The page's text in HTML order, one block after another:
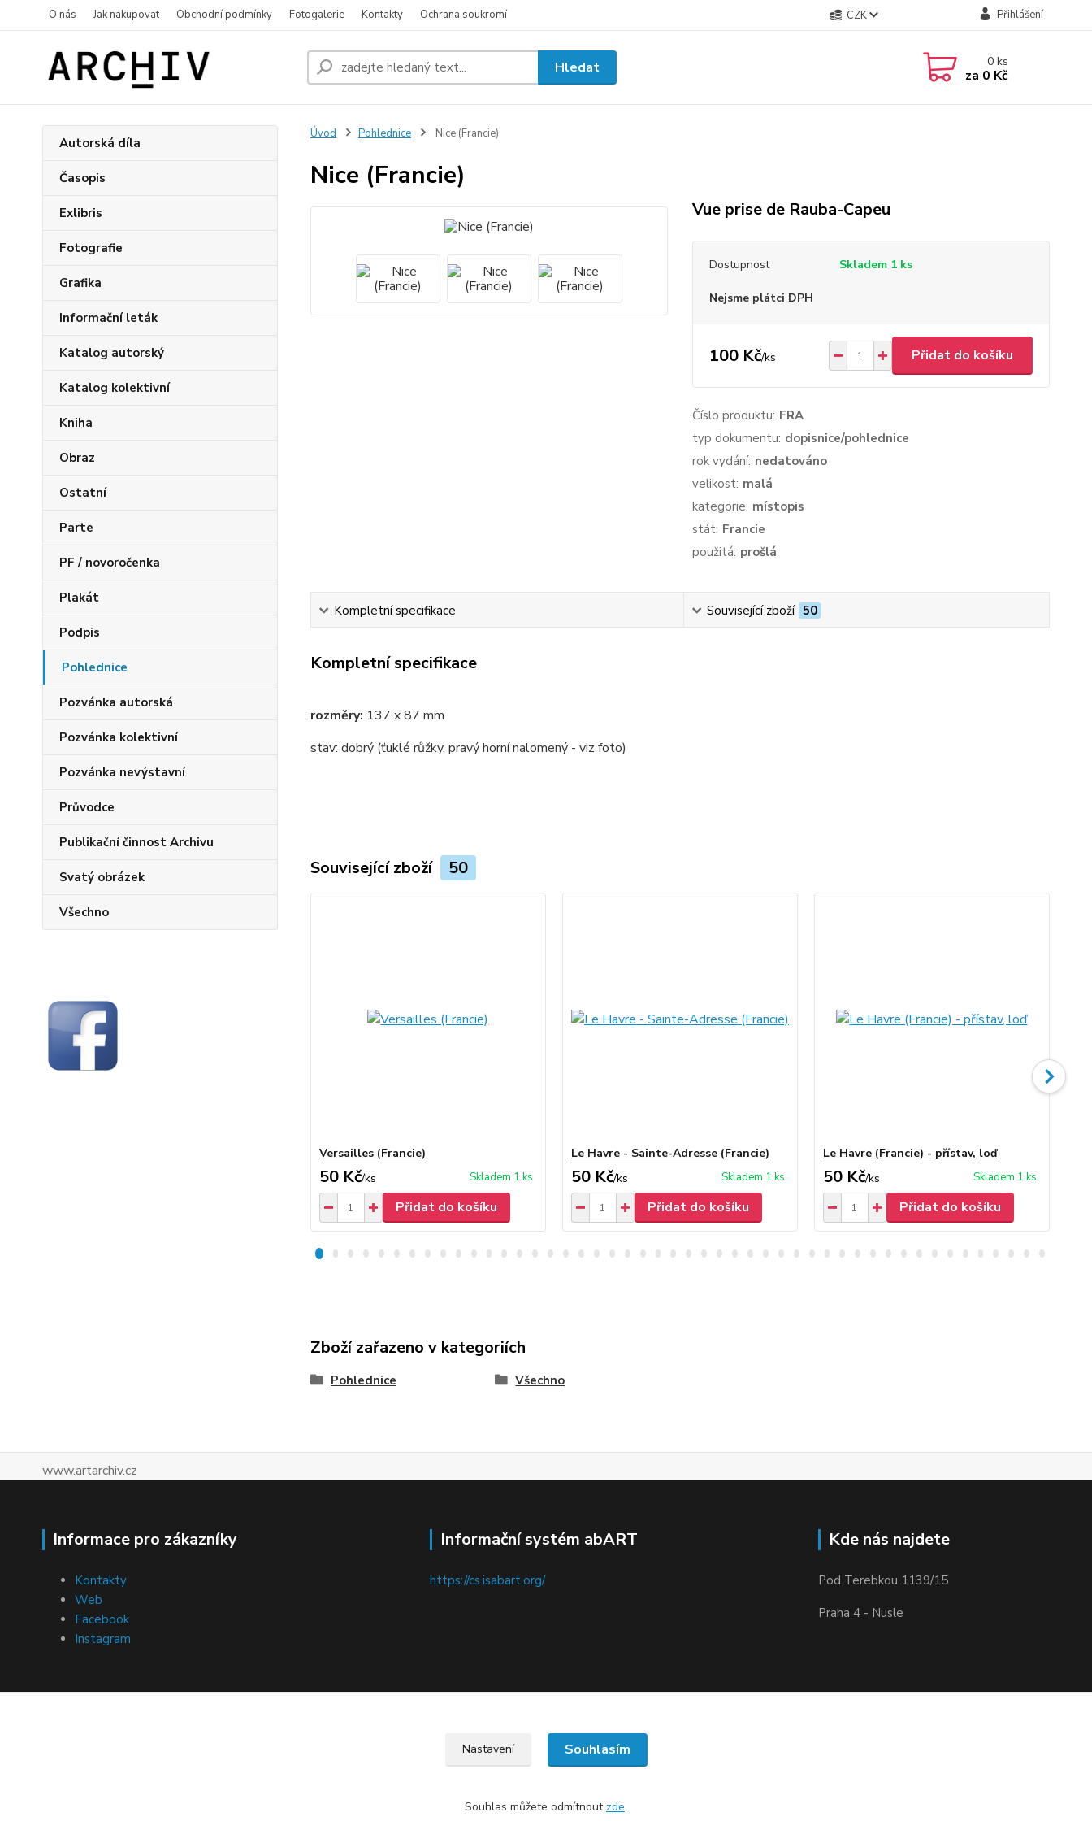
O nás Jak nakupovat Obchodní podmínky Fotogalerie Kontakty Ochrana soukromí CZK Přihlášení
Hledat 0ks
za 0 Kč
Autorská díla
Časopis
Exlibris
Fotografie
Grafika
Informační leták
Katalog autorský
Katalog kolektivní
Kniha
Obraz
Ostatní
Parte
PF / novoročenka
Plakát
Podpis
Pohlednice
Pozvánka autorská
Pozvánka kolektivní
Pozvánka nevýstavní
Průvodce
Publikační činnost Archivu
Svatý obrázek
Všechno
Úvod Pohlednice Nice (Francie)
Nice (Francie)
Vue prise de Rauba-Capeu
Dostupnost Skladem 1 ks
Nejsme plátci DPH
100 Kč/ks Přidat do košíku
Číslo produktu: FRA
typ dokumentu: dopisnice/pohlednice
rok vydání: nedatováno
velikost: malá
kategorie: místopis
stát: Francie
použitá: prošlá
Kompletní specifikace Související zboží 50
Kompletní specifikace
rozměry: 137 x 87 mm
stav: dobrý (ťuklé růžky, pravý horní nalomený - viz foto)
Související zboží 50
Versailles (Francie)
50 Kč/ks Skladem 1 ks
Přidat do košíku
Le Havre - Sainte-Adresse (Francie)
50 Kč/ks Skladem 1 ks
Přidat do košíku
Le Havre (Francie) - přístav, loď
50 Kč/ks Skladem 1 ks
Přidat do košíku
Zboží zařazeno v kategoriích
Pohlednice Všechno
www.artarchiv.cz
Informace pro zákazníky
Kontakty
Web
Facebook
Instagram
Informační systém abART
https://cs.isabart.org/
Kde nás najdete
Pod Terebkou 1139/15
Praha 4 - Nusle
Upravit sběr cookies.
Nastavení Souhlasím
Souhlas můžete odmítnout zde.